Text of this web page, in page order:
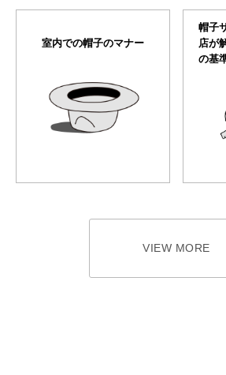
室内での帽子のマナー
帽子
店が
の基
VIEW MORE